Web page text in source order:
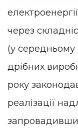
через
(у середньому
дрібних
року
реалізації